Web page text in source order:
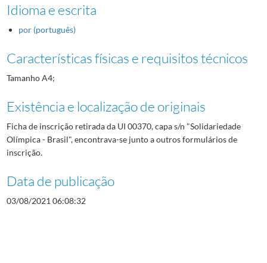
Idioma e escrita
por (português)
Características físicas e requisitos técnicos
Tamanho A4;
Existência e localização de originais
Ficha de inscrição retirada da UI 00370, capa s/n "Solidariedade
Olímpica - Brasil", encontrava-se junto a outros formulários de
inscrição.
Data de publicação
03/08/2021 06:08:32